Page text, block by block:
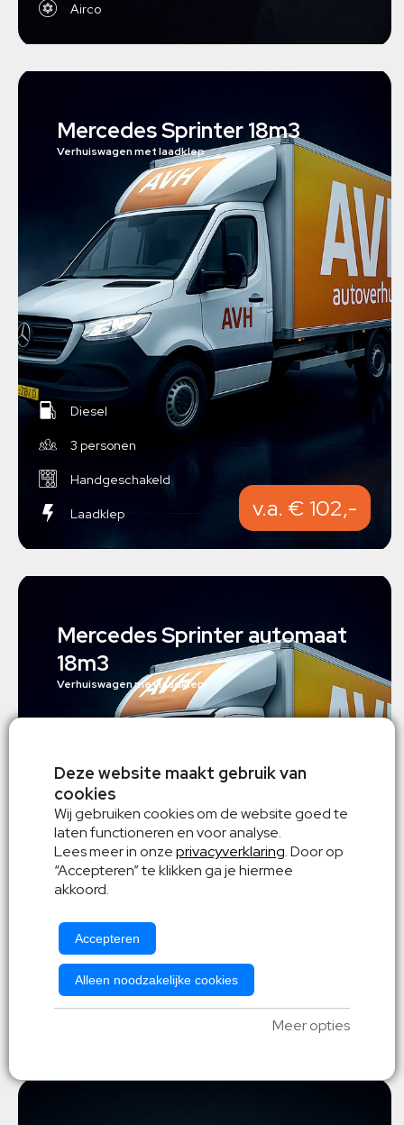
Airco
Mercedes Sprinter 18m3
Verhuiswagen met laadklep
Diesel
3 personen
Handgeschakeld
Laadklep v.a. € 102,-
Mercedes Sprinter automaat
18m3
Verhuiswagen met laadklep
3 personen
Automaat
v.a. € 131,-
Deze website maakt gebruik van
cookies
Wij gebruiken cookies om de website goed te
laten functioneren en voor analyse.
Lees meer in onzeprivacyverklaring. Door op
“Accepteren” te klikken ga je hiermee
akkoord.
Accepteren
Alleen noodzakelijke cookies
Meer opties